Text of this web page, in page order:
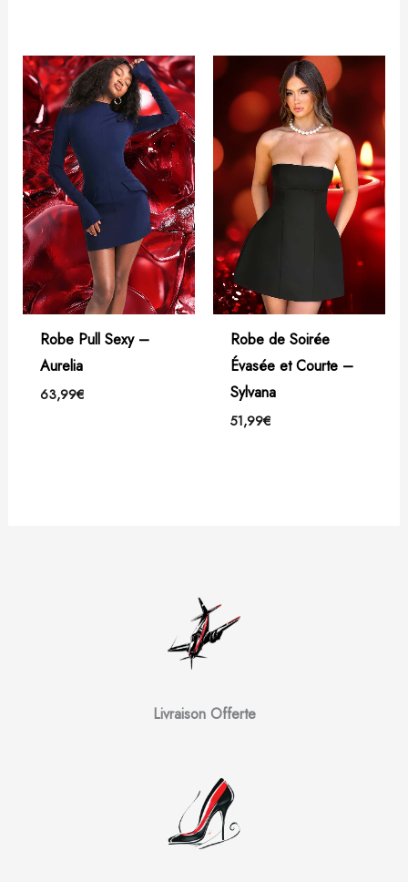
Robe Pull Sexy –
Aurelia
63,99€
Robe de Soirée
Évasée et Courte –
Sylvana
51,99€
Livraison Offerte